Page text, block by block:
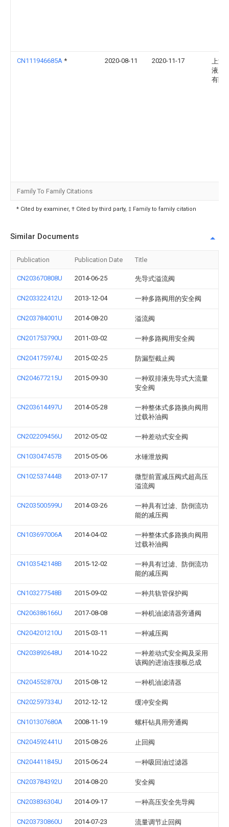
CN111946685A * 2020-08-11 2020-11-17
上海
液压
有限
Family To Family Citations
* Cited by examiner, † Cited by third party, ‡ Family to family citation
Similar Documents
Publication Publication Date Title
CN203670808U 2014-06-25 先导式溢流阀
CN203322412U 2013-12-04 一种多路阀用的安全阀
CN203784001U 2014-08-20 溢流阀
CN201753790U 2011-03-02 一种多路阀用安全阀
CN204175974U 2015-02-25 防漏型截止阀
CN204677215U 2015-09-30
一种双排液先导式大流量
安全阀
CN203614497U 2014-05-28
一种整体式多路换向阀用
过载补油阀
CN202209456U 2012-05-02 一种差动式安全阀
CN103047457B 2015-05-06 水锤泄放阀
CN102537444B 2013-07-17
微型前置减压阀式超高压
溢流阀
CN203500599U 2014-03-26
一种具有过滤、防倒流功
能的减压阀
CN103697006A 2014-04-02
一种整体式多路换向阀用
过载补油阀
CN103542148B 2015-12-02
一种具有过滤、防倒流功
能的减压阀
CN103277548B 2015-09-02 一种共轨管保护阀
CN206386166U 2017-08-08 一种机油滤清器旁通阀
CN204201210U 2015-03-11 一种减压阀
CN203892648U 2014-10-22
一种差动式安全阀及采用
该阀的进油连接板总成
CN204552870U 2015-08-12 一种机油滤清器
CN202597334U 2012-12-12 缓冲安全阀
CN101307680A 2008-11-19 螺杆钻具用旁通阀
CN204592441U 2015-08-26 止回阀
CN204411845U 2015-06-24 一种吸回油过滤器
CN203784392U 2014-08-20 安全阀
CN203836304U 2014-09-17 一种高压安全先导阀
CN203730860U 2014-07-23 流量调节止回阀